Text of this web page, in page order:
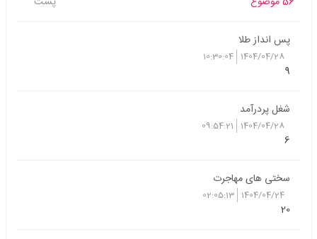
پس انداز طلا
1404/04/28
10:30:04
9
شغل پردرآمد
1404/04/28
09:54:21
6
سختی های مهاجرت
1404/04/24
02:05:13
20